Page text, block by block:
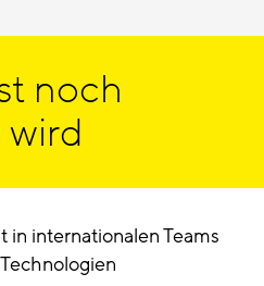
noch
in internationalen Teams